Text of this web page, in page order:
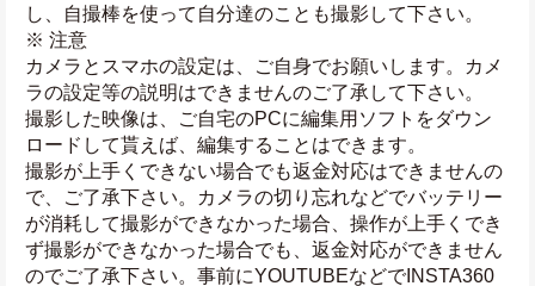
し、自撮棒を使って自分達のことも撮影して下さい。
※ 注意
カメラとスマホの設定は、ご自身でお願いします。カメ
ラの設定等の説明はできませんのご了承して下さい。
撮影した映像は、ご自宅のPCに編集用ソフトをダウン
ロードして貰えば、編集することはできます。
撮影が上手くできない場合でも返金対応はできませんの
で、ご了承下さい。カメラの切り忘れなどでバッテリー
が消耗して撮影ができなかった場合、操作が上手くでき
ず撮影ができなかった場合でも、返金対応ができません
のでご了承下さい。事前にYOUTUBEなどでINSTA360